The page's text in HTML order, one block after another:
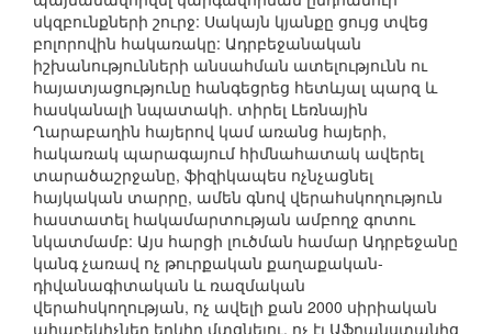
սկզբունքների շուրջ: Սակայն կյանքը ցույց տվեց
բոլորովին հակառակը: Ադրբեջանական
իշխանությունների անսահման ատելությունն ու
հայատյացությունը հանգեցրեց հետևյալ պարզ և
հասկանալի նպատակի. տիրել Լեռնային
Ղարաբաղին հայերով կամ առանց հայերի,
հակառակ պարագայում հիմնահատակ ավերել
տարածաշրջանը, ֆիզիկապես ոչնչացնել
հայկական տարրը, ամեն գնով վերահսկողություն
հաստատել հակամարտության ամբողջ գոտու
նկատմամբ: Այս հարցի լուծման համար Ադրբեջանը
կանգ չառավ ոչ թուրքական քաղաքական-
դիվանագիտական և ռազմական
վերահսկողության, ոչ ավելի քան 2000 սիրիական
ահաբեկիչներ երկիր մտցնելու, ոչ էլ Աֆղանստանից